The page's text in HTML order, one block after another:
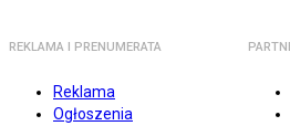
REKLAMA I PRENUMERATA
Reklama
Ogłoszenia